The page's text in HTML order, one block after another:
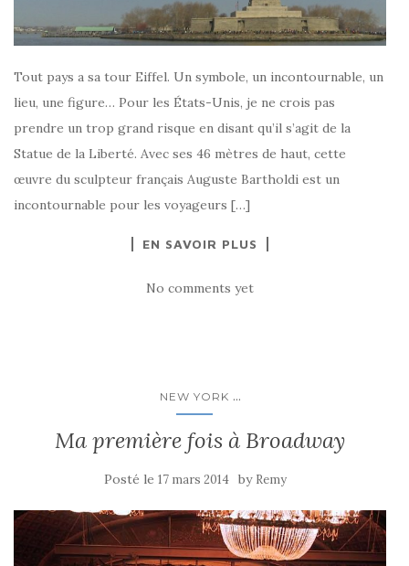
Tout pays a sa tour Eiffel. Un symbole, un incontournable, un
lieu, une figure… Pour les États-Unis, je ne crois pas
prendre un trop grand risque en disant qu’il s’agit de la
Statue de la Liberté. Avec ses 46 mètres de haut, cette
œuvre du sculpteur français Auguste Bartholdi est un
incontournable pour les voyageurs […]
EN SAVOIR PLUS
No comments yet
NEW YORK ...
Ma première fois à Broadway
Posté le 17 mars 2014 by Remy